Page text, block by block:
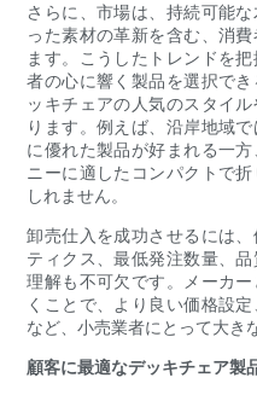
さらに、市場は、持続可能
った素材の革新を含む、消
ます。こうしたトレンドを
者の心に響く製品を選択で
ッキチェアの人気のスタイ
ります。例えば、沿岸地域
に優れた製品が好まれる一
ニーに適したコンパクトで
しれません。
卸売仕入を成功させるには
ティクス、最低発注数量、
理解も不可欠です。メーカ
くことで、より良い価格設
など、小売業者にとって大き
顧客に最適なデッキチェア製